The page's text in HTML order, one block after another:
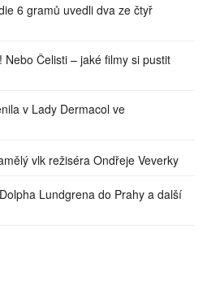
6 gramů uvedli dva ze čtyř
Čelisti – jaké filmy si pustit
v Lady Dermacol ve
vlk režiséra Ondřeje Veverky
Lundgrena do Prahy a další